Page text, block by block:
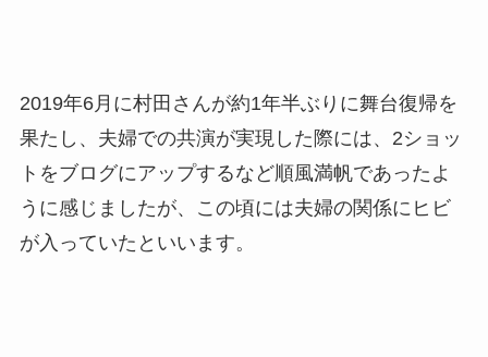
2019年6月に村田さんが約1年半ぶりに舞台復帰を
果たし、夫婦での共演が実現した際には、2ショッ
トをブログにアップするなど順風満帆であったよ
うに感じましたが、この頃には夫婦の関係にヒビ
が入っていたといいます。